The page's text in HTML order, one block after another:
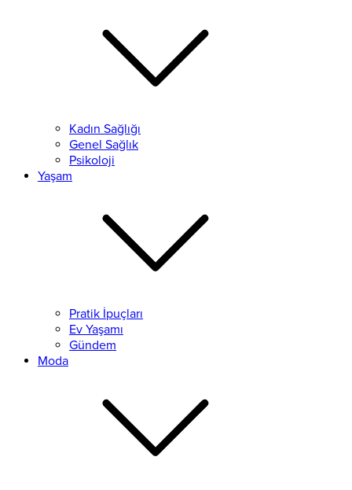
Kadın Sağlığı
Genel Sağlık
Psikoloji
Yaşam
Pratik İpuçları
Ev Yaşamı
Gündem
Moda